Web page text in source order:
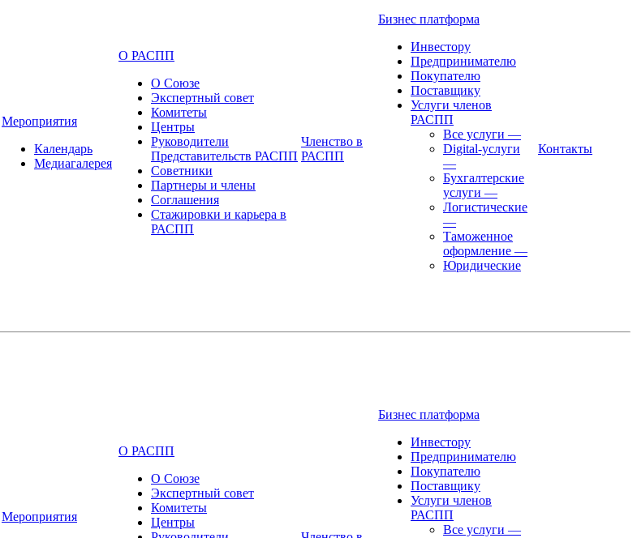
Мероприятия
Календарь
Медиагалерея
О РАСПП
О Союзе
Экспертный совет
Комитеты
Центры
Руководители
Представительств РАСПП
Советники
Партнеры и члены
Соглашения
Стажировки и карьера в
РАСПП
Членство в
РАСПП
Бизнес платформа
Инвестору
Предпринимателю
Покупателю
Поставщику
Услуги членов
РАСПП
Все услуги —
Digital-услуги
—
Бухгалтерские
услуги —
Логистические
—
Таможенное
оформление —
Юридические
Контакты
Мероприятия
О РАСПП
О Союзе
Экспертный совет
Комитеты
Центры
Бизнес платформа
Инвестору
Предпринимателю
Покупателю
Поставщику
Услуги членов
РАСПП
Все услуги —